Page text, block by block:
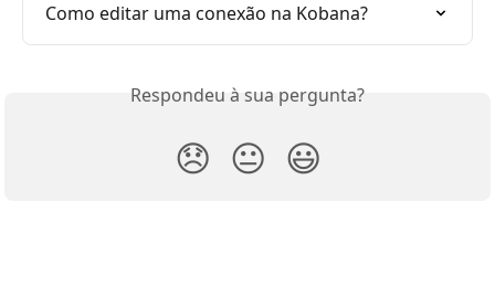
Como editar uma conexão na Kobana?
Respondeu à sua pergunta?
😞 😐 😃